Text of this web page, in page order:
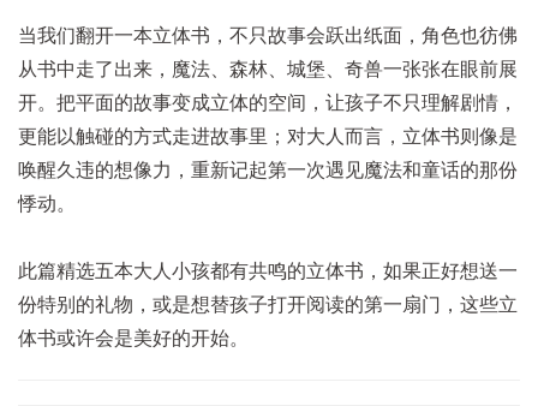
当我们翻开一本立体书，不只故事会跃出纸面，角色也彷佛
从书中走了出来，魔法、森林、城堡、奇兽一张张在眼前展
开。把平面的故事变成立体的空间，让孩子不只理解剧情，
更能以触碰的方式走进故事里；对大人而言，立体书则像是
唤醒久违的想像力，重新记起第一次遇见魔法和童话的那份
悸动。
此篇精选五本大人小孩都有共鸣的立体书，如果正好想送一
份特别的礼物，或是想替孩子打开阅读的第一扇门，这些立
体书或许会是美好的开始。